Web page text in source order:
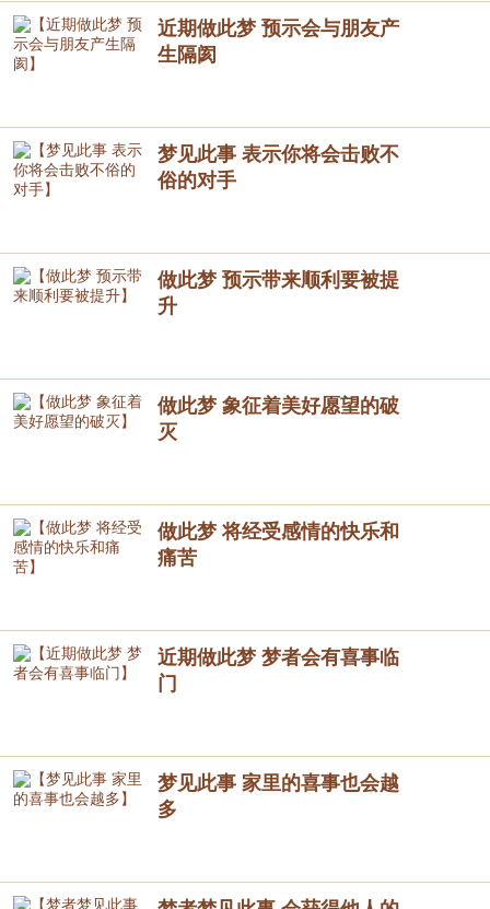
近期做此梦 预示会与朋友产
生隔阂
梦见此事 表示你将会击败不
俗的对手
做此梦 预示带来顺利要被提
升
做此梦 象征着美好愿望的破
灭
做此梦 将经受感情的快乐和
痛苦
近期做此梦 梦者会有喜事临
门
梦见此事 家里的喜事也会越
多